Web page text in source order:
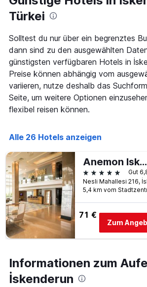
aggregiert
nach
Das
Diagramm
hat
1
X-
Achse,
die
die
Hotelkategorien
anzeigt
Diagramm
hat
1
Y-
Achse,
die
den
durchschnittlichen
Zimmerpreis
an
Wochenende
anzeigt,
der
Türkei
Solltest du nur über ein begrenztes
dann sind zu den ausgewählten
günstigsten verfügbaren Hotels in
Preise können abhängig vom
variieren, nutze deshalb das
Seite, um weitere Optionen
flexibel reisen können.
Alle 26 Hotels anzeigen
Anemon Iskenderun Hotel
5 Sterne
Gut
5,4 km vom
71 €
Zum
Informationen zum
İskenderun